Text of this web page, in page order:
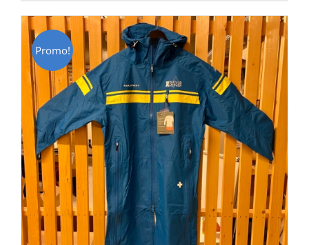
CHF 129.00.CHF 69.00.
Promo!